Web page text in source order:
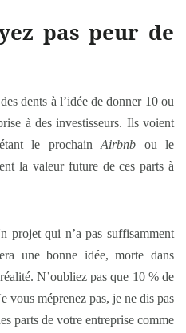
pas peur de
dents à l’idée de donner 10 ou
à des investisseurs. Ils voient
le prochainAirbnb ou le
la valeur future de ces parts à
projet qui n’a pas suffisamment
une bonne idée, morte dans
N’oubliez pas que 10 % de
vous méprenez pas, je ne dis pas
parts de votre entreprise comme